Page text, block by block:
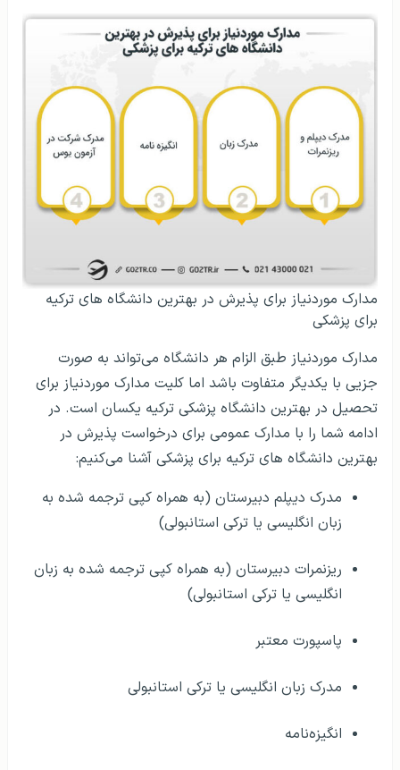
مدارک موردنیاز برای پذیرش در بهترین دانشگاه های ترکیه
برای پزشکی
مدارک موردنیاز طبق الزام هر دانشگاه می‌تواند به صورت
جزیی با یکدیگر متفاوت باشد اما کلیت مدارک موردنیاز برای
تحصیل در بهترین دانشگاه پزشکی ترکیه یکسان است. در
ادامه شما را با مدارک عمومی برای درخواست پذیرش در
بهترین دانشگاه‌ های ترکیه برای پزشکی آشنا می‌کنیم:
مدرک دیپلم دبیرستان (به همراه کپی ترجمه شده به
زبان انگلیسی یا ترکی استانبولی)
ریزنمرات دبیرستان (به همراه کپی ترجمه شده به زبان
انگلیسی یا ترکی استانبولی)
پاسپورت معتبر
مدرک زبان انگلیسی یا ترکی استانبولی
انگیزه‌نامه